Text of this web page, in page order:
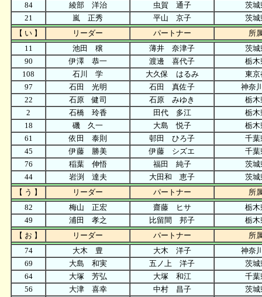
84
綾部 洋治 虫賀 通子
茨城
21
嵐 正秀 平山 京子
茨城
【 い 】
リーダー パートナー
所
11
池田 穣 薄井 奈津子
茨城
90
伊澤 恭一 渡邊 喜代子
栃木
108
石川 学 大久保 はるみ
東京
97
石田 光明 石田 真佐子
神奈
22
石原 健司 石原 みゆき
栃木
2
石橋 玲香 田代 多江
栃木
18
磯 久一 大島 悦子
栃木
61
依田 泰則 邨田 ひろ子
千葉
45
伊藤 勝美 伊藤 シズエ
千葉
76
稲葉 伸悟 福田 純子
茨城
44
岩渕 達夫 大田和 恵子
茨城
【 う 】
リーダー パートナー
所
82
梅山 正宏 齋藤 ヒサ
栃木
49
浦田 孝之 比留間 邦子
栃木
【 お 】
リーダー パートナー
所
74
大木 豊 大木 洋子
神奈
69
大島 和実 五ノ上 洋子
茨城
64
大塚 芳弘 大塚 和江
千葉
56
大津 喜幸 中村 昌子
茨城